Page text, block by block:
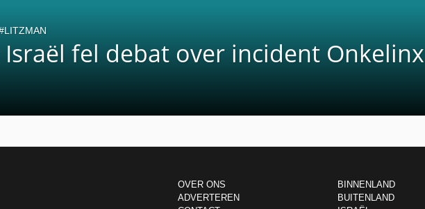
fel debat over incident Onkelinx
LITZMAN
OVER ONS
ADVERTEREN
BINNENLAND
BUITENLAND